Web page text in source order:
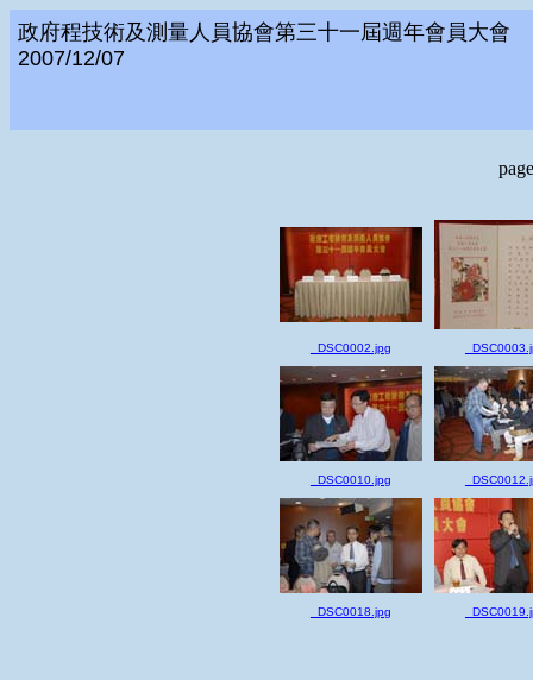
政府程技術及測量人員協會第三十一屆週年會員大會
2007/12/07
_DSC0002.jpg
_DSC0010.jpg
_DSC0018.jpg